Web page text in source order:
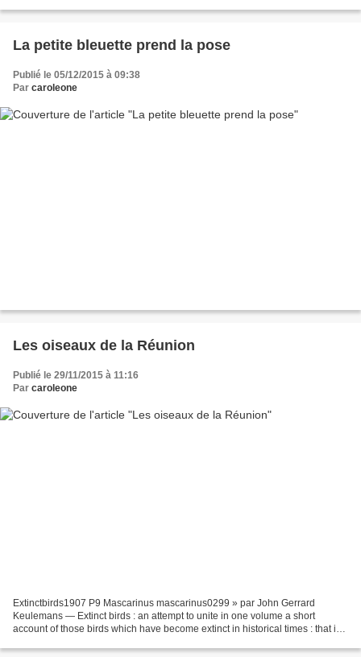
La petite bleuette prend la pose
Publié le 05/12/2015 à 09:38
Par caroleone
Les oiseaux de la Réunion
Publié le 29/11/2015 à 11:16
Par caroleone
Extinctbirds1907 P9 Mascarinus mascarinus0299 » par John Gerrard
Keulemans — Extinct birds : an attempt to unite in one volume a short
account of those birds which have become extinct in historical times : that is,